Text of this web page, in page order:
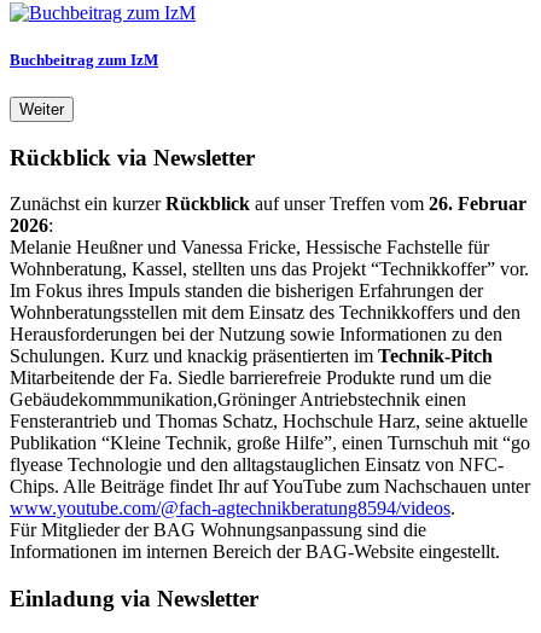
Buchbeitrag zum IzM
Weiter
Rückblick via Newsletter
Zunächst ein kurzerRückblick auf unser Treffen vom 26. Februar
2026:
Melanie Heußner und Vanessa Fricke, Hessische Fachstelle für
Wohnberatung, Kassel, stellten uns das Projekt “Technikkoffer” vor.
Im Fokus ihres Impuls standen die bisherigen Erfahrungen der
Wohnberatungsstellen mit dem Einsatz des Technikkoffers und den
Herausforderungen bei der Nutzung sowie Informationen zu den
Schulungen. Kurz und knackig präsentierten im Technik-Pitch
Mitarbeitende der Fa. Siedle barrierefreie Produkte rund um die
Gebäudekommmunikation,Gröninger Antriebstechnik einen
Fensterantrieb und Thomas Schatz, Hochschule Harz, seine aktuelle
Publikation “Kleine Technik, große Hilfe”, einen Turnschuh mit “go
flyease Technologie und den alltagstauglichen Einsatz von NFC-
Chips. Alle Beiträge findet Ihr auf YouTube zum Nachschauen unter
www.youtube.com/@fach-agtechnikberatung8594/videos.
Für Mitglieder derBAG Wohnungsanpassung sind die
Informationen im internen Bereich derBAG-Website eingestellt.
Einladung via Newsletter